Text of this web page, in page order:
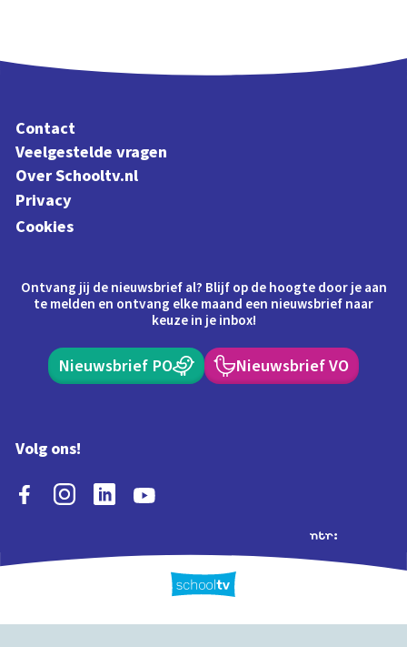
Contact
Veelgestelde vragen
Over Schooltv.nl
Privacy
Cookies
Ontvang jij de nieuwsbrief al? Blijf op de hoogte door je aan
te melden en ontvang elke maand een nieuwsbrief naar
keuze in je inbox!
Nieuwsbrief PO Nieuwsbrief VO
Volg ons!